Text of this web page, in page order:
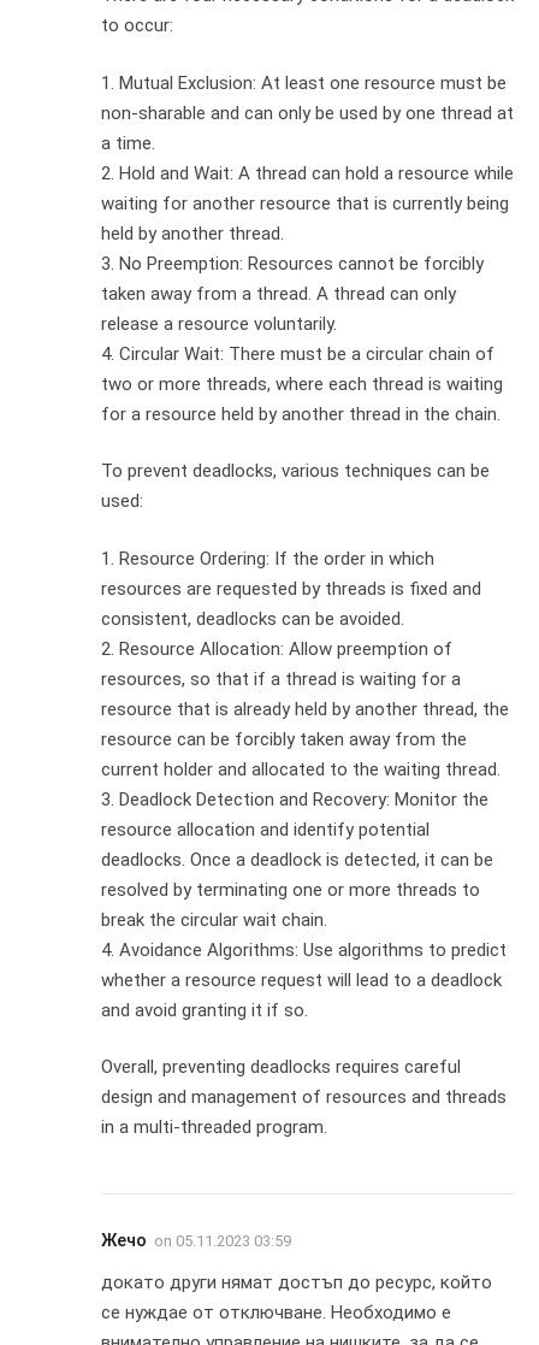
to occur:
1. Mutual Exclusion: At least one resource must be
non-sharable and can only be used by one thread at
a time.
2. Hold and Wait: A thread can hold a resource while
waiting for another resource that is currently being
held by another thread.
3. No Preemption: Resources cannot be forcibly
taken away from a thread. A thread can only
release a resource voluntarily.
4. Circular Wait: There must be a circular chain of
two or more threads, where each thread is waiting
for a resource held by another thread in the chain.
To prevent deadlocks, various techniques can be
used:
1. Resource Ordering: If the order in which
resources are requested by threads is fixed and
consistent, deadlocks can be avoided.
2. Resource Allocation: Allow preemption of
resources, so that if a thread is waiting for a
resource that is already held by another thread, the
resource can be forcibly taken away from the
current holder and allocated to the waiting thread.
3. Deadlock Detection and Recovery: Monitor the
resource allocation and identify potential
deadlocks. Once a deadlock is detected, it can be
resolved by terminating one or more threads to
break the circular wait chain.
4. Avoidance Algorithms: Use algorithms to predict
whether a resource request will lead to a deadlock
and avoid granting it if so.
Overall, preventing deadlocks requires careful
design and management of resources and threads
in a multi-threaded program.
Жечо on 05.11.2023 03:59
докато други нямат достъп до ресурс, който
се нуждае от отключване. Необходимо е